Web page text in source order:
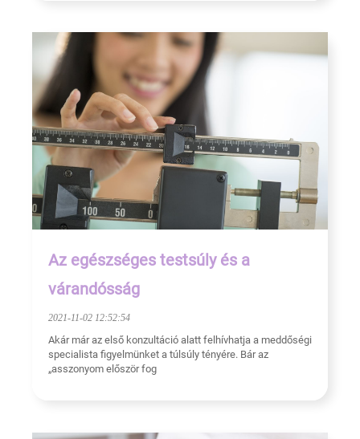
Az egészséges testsúly és a
várandósság
2021-11-02 12:52:54
Akár már az első konzultáció alatt felhívhatja a meddőségi
specialista figyelmünket a túlsúly tényére. Bár az
„asszonyom először fog